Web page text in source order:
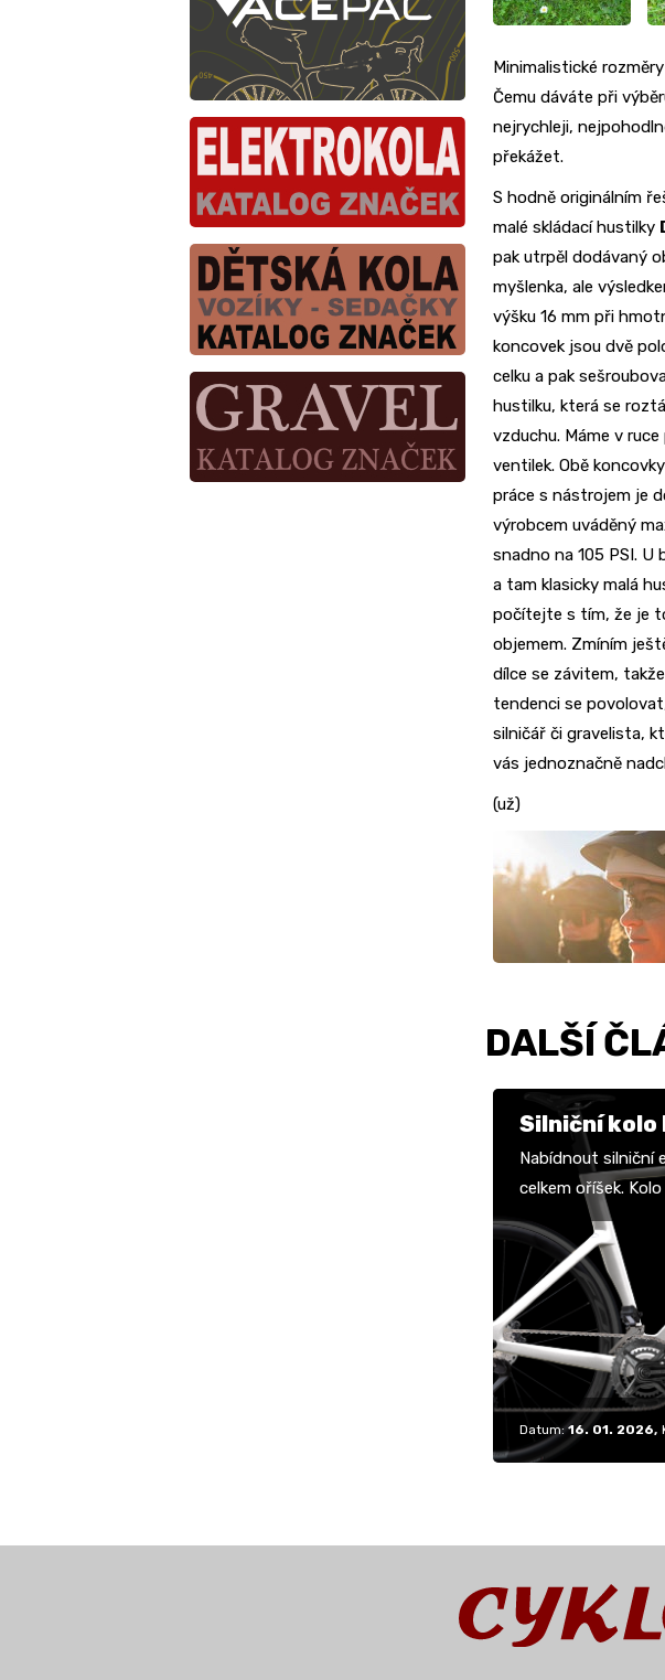
Minimalistické
Čemu dáváte při
nejrychleji,
překážet.
S hodně originálním
malé skládací hustilky
pak utrpěl dodávaný
myšlenka, ale
výšku 16 mm při
koncovek jsou dvě
celku a pak
hustilku, která se
vzduchu. Máme v
ventilek. Obě
práce s nástrojem je
výrobcem uváděný
snadno na 105 PSI.
a tam klasicky malá
počítejte s tím, že je
objemem. Zmíním
dílce se závitem,
tendenci se
silničář či gravelista,
vás jednoznačně
(už)
DALŠÍ
Silniční kolo
Nabídnout silniční
celkem oříšek.
malý a ani baterie
hmotnost než…
Datum: 16. 01. 2026